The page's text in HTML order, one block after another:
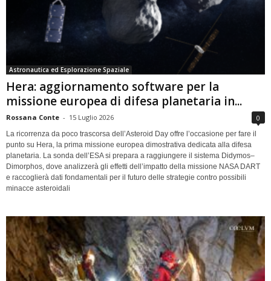
Astronautica ed Esplorazione Spaziale
Hera: aggiornamento software per la
missione europea di difesa planetaria in...
Rossana Conte - 15 Luglio 2026 0
La ricorrenza da poco trascorsa dell’Asteroid Day offre l’occasione per fare il
punto su Hera, la prima missione europea dimostrativa dedicata alla difesa
planetaria. La sonda dell’ESA si prepara a raggiungere il sistema Didymos–
Dimorphos, dove analizzerà gli effetti dell’impatto della missione NASA DART
e raccoglierà dati fondamentali per il futuro delle strategie contro possibili
minacce asteroidali